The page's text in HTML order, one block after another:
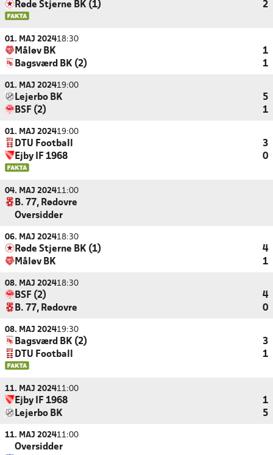
Røde Stjerne BK (1) 2
01. MAJ 202418:30
Måløv BK
1
Bagsværd BK (2)
1
01. MAJ 202419:00
Lejerbo BK
5
BSF (2)
1
01. MAJ 202419:00
DTU Football
3
Ejby IF 1968
0
04. MAJ 202411:00
B. 77, Rødovre
Oversidder
06. MAJ 202418:30
Røde Stjerne BK (1)
4
Måløv BK
1
08. MAJ 202418:30
BSF (2)
4
B. 77, Rødovre
0
08. MAJ 202419:30
Bagsværd BK (2)
3
DTU Football
1
11. MAJ 202411:00
Ejby IF 1968
1
Lejerbo BK
5
11. MAJ 202411:00
Oversidder